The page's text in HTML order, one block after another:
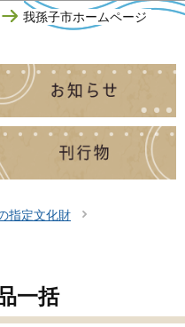
文へ移動
我孫子市ホームページ
指定文化財
一括